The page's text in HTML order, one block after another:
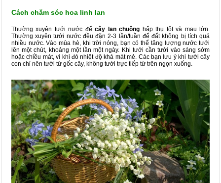
Cách chăm sóc hoa linh lan
Thường xuyên tưới nước đểcây lan chuông hấp thụ tốt và mau lớn.
Thường xuyên tưới nước đều đặn 2-3 lần/tuần để đất không bị tích quá
nhiều nước. Vào mùa hè, khi trời nóng, bạn có thể tăng lượng nước tưới
lên một chút, khoảng một lần một ngày. Khi tưới cần tưới vào sáng sớm
hoặc chiều mát, vì khi đó nhiệt độ khá mát mẻ. Các bạn lưu ý khi tưới cây
con chỉ nên tưới từ gốc cây, không tưới trực tiếp từ trên ngọn xuống.